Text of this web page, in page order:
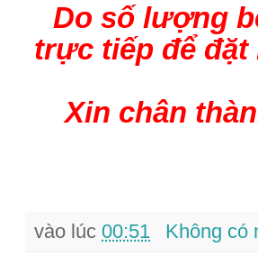
Do số lượng
trực tiếp để
Xin chân
vào lúc 00:51 Không có